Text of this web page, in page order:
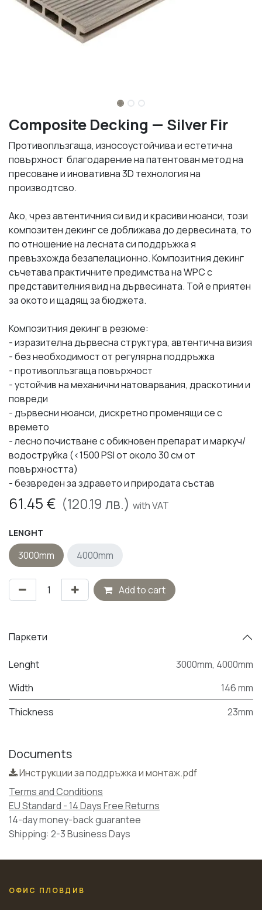
Composite Decking — Silver Fir
Противоплъзгаща, износоустойчива и естетична
повърхност благодарение на патентован метод на
пресоване и иновативна 3D технология на
производтсво.
Ако, чрез автентичния си вид и красиви нюанси, този
композитен декинг се доближава до дервесината, то
по отношение на лесната си поддръжка я
превъзхожда безапелационно. Композитния декинг
съчетава практичните предимства на WPC с
представителния вид на дървесината. Той е приятен
за окото и щадящ за бюджета.
Композитния декинг в резюме:
- изразителна дървесна структура, автентична визия
- без необходимост от регулярна поддръжка
- противоплъзгаща повърхност
- устойчив на механични натоварвания, драскотини и
повреди
- дървесни нюанси, дискретно променящи се с
времето
- лесно почистване с обикновен препарат и маркуч/
водоструйка (<1500 PSI от около 30 см от
повърхността)
- безвреден за здравето и природата състав
61.45 € (120.19 лв.) with VAT
LENGHT
3000mm 4000mm
Add to cart
Паркети
Lenght 3000mm, 4000mm
Width
146 mm
Thickness
23mm
Documents
Инструкции за поддръжка и монтаж.pdf
Terms and Conditions
EU Standard - 14 Days Free Returns
14-day money-back guarantee
Shipping: 2-3 Business Days
ОФИС ПЛОВДИВ